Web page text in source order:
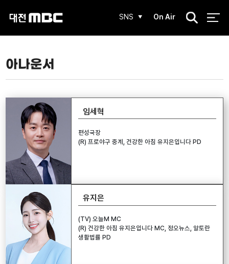
SNS On Air
검
아나운서
임세혁
편성국장
(R) 프로야구 중계, 건강한 아침 유지은입니다 PD
유지은
(TV) 오늘M MC
(R) 건강한 아침 유지은입니다 MC, 정오뉴스, 알토란
생활법률 PD